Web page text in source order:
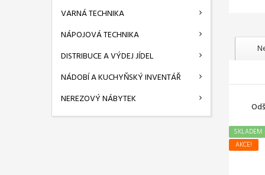
VARNÁ TECHNIKA
NÁPOJOVÁ TECHNIKA
DISTRIBUCE A VÝDEJ JÍDEL
NÁDOBÍ A KUCHYŇSKÝ INVENTÁŘ
NEREZOVÝ NÁBYTEK
AKCE!
SKLADEM